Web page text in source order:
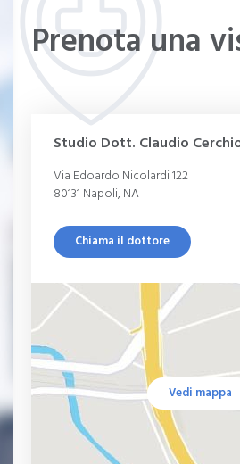
Mononucleosi infettiva
Leucocitosi
Piastrinosi
Poliglobulia
Alterazioni emocromo
Prenota una
Studio Dott. Claudio
Via Edoardo Nicolardi 122
80131 Napoli, NA
Chiama il dottore
Vedi mappa